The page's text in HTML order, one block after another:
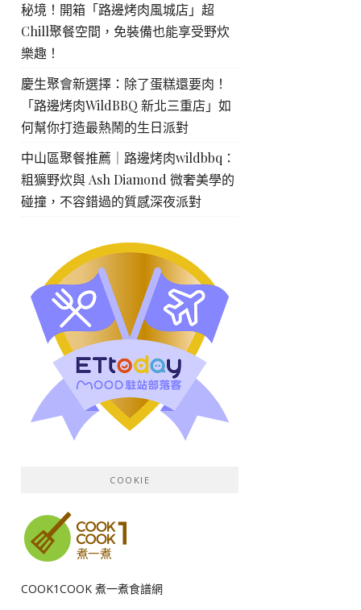
秘境！開箱「路邊烤肉風城店」超
Chill聚餐空間，免裝備也能享受野炊
樂趣！
慶生聚會新選擇：除了蛋糕還要肉！
「路邊烤肉WildBBQ 新北三重店」如
何幫你打造最熱鬧的生日派對
中山區聚餐推薦｜路邊烤肉wildbbq：
粗獷野炊與 Ash Diamond 微奢美學的
碰撞，不容錯過的質感深夜派對
COOKIE
COOK1COOK 煮一煮食譜網